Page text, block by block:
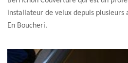
installateur de velux depuis plusieurs
En Boucheri.